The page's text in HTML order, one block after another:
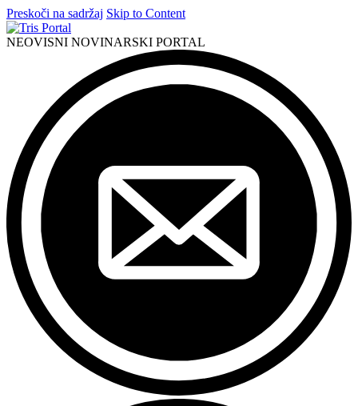
Preskoči na sadržaj Skip to Content
NEOVISNI NOVINARSKI PORTAL